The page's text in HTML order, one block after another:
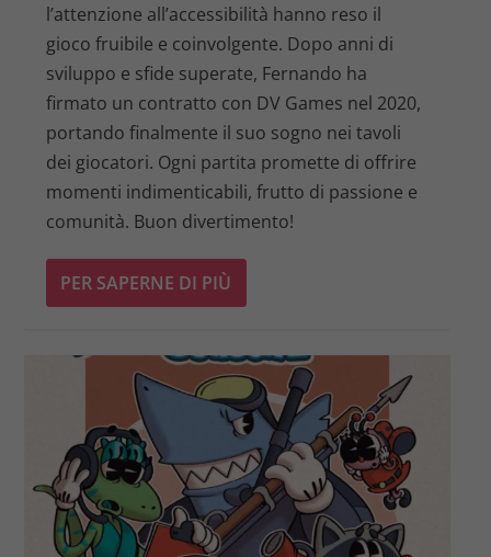
l’attenzione all’accessibilità hanno reso il
gioco fruibile e coinvolgente. Dopo anni di
sviluppo e sfide superate, Fernando ha
firmato un contratto con DV Games nel 2020,
portando finalmente il suo sogno nei tavoli
dei giocatori. Ogni partita promette di offrire
momenti indimenticabili, frutto di passione e
comunità. Buon divertimento!
PER SAPERNE DI PIÙ